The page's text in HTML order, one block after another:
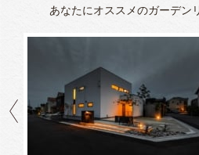
あなたにオススメのガーデン